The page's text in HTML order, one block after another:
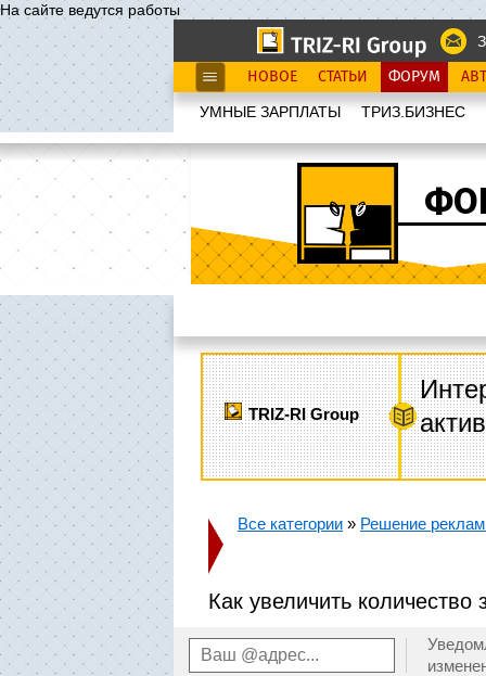
На сайте ведутся работы
НОВОЕ СТАТЬИ ФОРУМ
УМНЫЕ ЗАРПЛАТЫ ТРИЗ.БИЗНЕС
TRIZ-RI Group
Все категории » Решение
Как увеличить